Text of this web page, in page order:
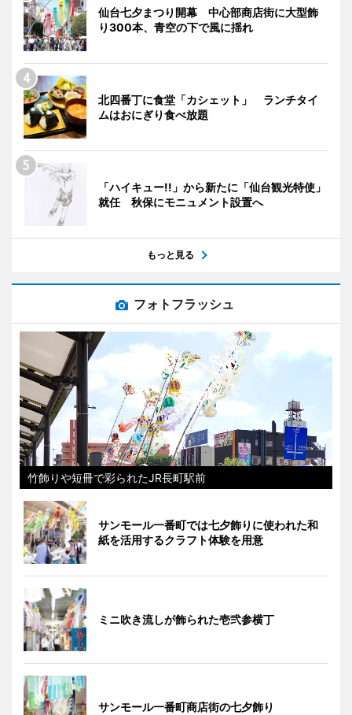
仙台七夕まつり開幕 中心部商店街に大型飾
り300本、青空の下で風に揺れ
北四番丁に食堂「カシェット」 ランチタイ
ムはおにぎり食べ放題
「ハイキュー!!」から新たに「仙台観光特使」
就任 秋保にモニュメント設置へ
もっと見る
フォトフラッシュ
竹飾りや短冊で彩られたJR長町駅前
サンモール一番町では七夕飾りに使われた和
紙を活用するクラフト体験を用意
ミニ吹き流しが飾られた壱弐参横丁
サンモール一番町商店街の七夕飾り